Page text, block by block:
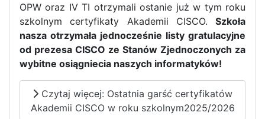
OPW oraz IV TI otrzymali ostanie już w tym roku
szkolnym certyfikaty Akademii CISCO. Szkoła
nasza otrzymała jednocześnie listy gratulacyjne
od prezesa CISCO ze Stanów Zjednoczonych za
wybitne osiągniecia naszych informatyków!
Czytaj więcej: Ostatnia garść certyfikatów
Akademii CISCO w roku szkolnym2025/2026